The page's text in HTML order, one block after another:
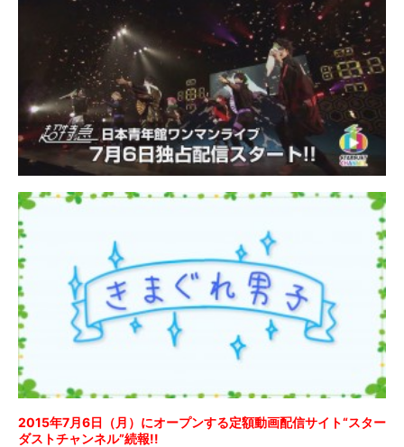
2015年7月6日（月）にオープンする定額動画配信サイト“スター
ダストチャンネル”続報!!